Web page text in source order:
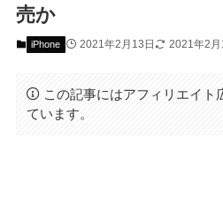
売か
iPhone 2021年2月13日 2021年2月
この記事にはアフィリエイト
ています。